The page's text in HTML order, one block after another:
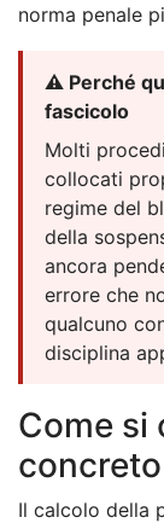
norma penale
⚠️ Perché
fascicolo
Molti
collocati
regime del
della
ancora
errore che
qualcuno
disciplina
Come si
concreto
Il calcolo della